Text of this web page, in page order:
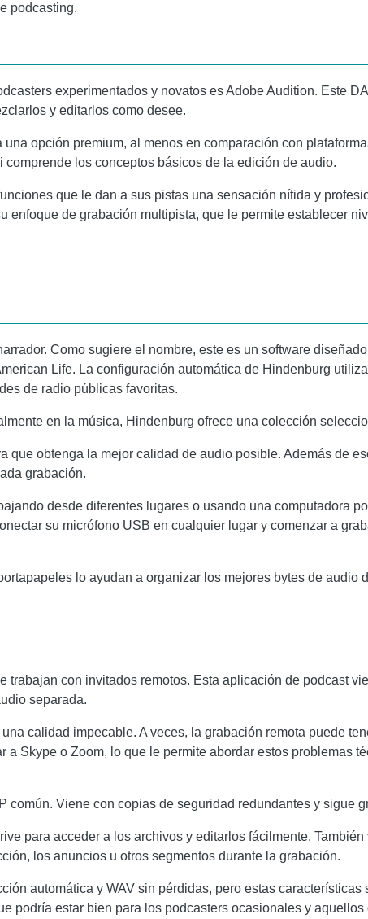
podcasting.
experimentados y novatos esAdobe Audition. Este
y editarlos como desee.
opción premium, al menos en comparación con
los conceptos básicos de la edición de audio.
que le dan a sus pistas una sensación nítida y
enfoque de grabación multipista, que le permite establecer
Como sugiere el nombre, este es un software
Life. La configuración automática de Hindenburg
de radio públicas favoritas.
en la música, Hindenburg ofrece una colección
que obtenga la mejor calidad de audio posible. Además de
grabación.
desde diferentes lugares o usando una computadora
su micrófono USB en cualquier lugar y comenzar a
lo ayudan a organizar los mejores bytes de audio
trabajan con invitados remotos. Esta aplicación de podcast
separada.
calidad impecable. A veces, la grabación remota puede
a Skype o Zoom, lo que le permite abordar estos problemas
común. Viene con copias de seguridad redundantes y sigue
para acceder a los archivos y editarlos fácilmente.
los anuncios u otros segmentos durante la grabación.
automática y WAV sin pérdidas, pero estas
podría estar bien para los podcasters ocasionales y